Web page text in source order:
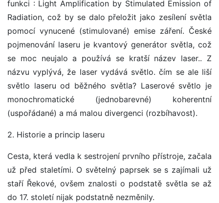
funkci : Light Amplification by Stimulated Emission of
Radiation, což by se dalo přeložit jako zesílení světla
pomocí vynucené (stimulované) emise záření. České
pojmenování laseru je kvantový generátor světla, což
se moc neujalo a používá se kratší název laser.. Z
názvu vyplývá, že laser vydává světlo. čím se ale liší
světlo laseru od běžného světla? Laserové světlo je
monochromatické (jednobarevné) koherentní
(uspořádané) a má malou divergenci (rozbíhavost).
2. Historie a princip laseru
Cesta, která vedla k sestrojení prvního přístroje, začala
už před staletími. O světelný paprsek se s zajímali už
staří Řekové, ovšem znalosti o podstatě světla se až
do 17. století nijak podstatně nezměnily.